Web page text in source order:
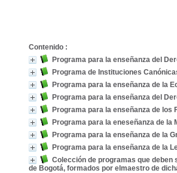
Contenido :
Programa para la enseñanza del
Programa de Instituciones
Programa para la enseñanza de la
Programa para la enseñanza del
Programa para la enseñanza de
Programa para la eneseñanza de
Programa para la enseñanza de la
Programa para la enseñanza de la
Colección de programas que
de Bogotá, formados por elmaestro de